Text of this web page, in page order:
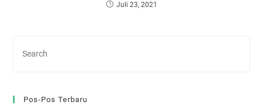
Juli 23, 2021
Pos-Pos Terbaru